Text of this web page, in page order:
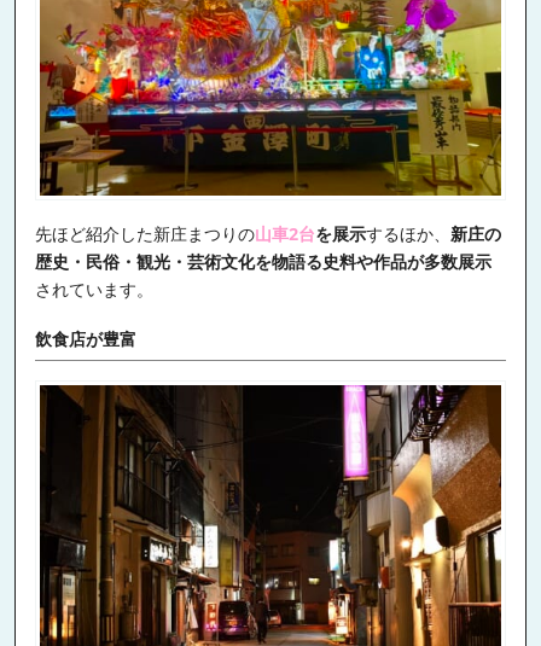
先ほど紹介した新庄まつりの山車2台を展示するほか、 新庄の
歴史・民俗・観光・芸術文化を物語る史料や作品が多数展示
されています。
飲食店が豊富